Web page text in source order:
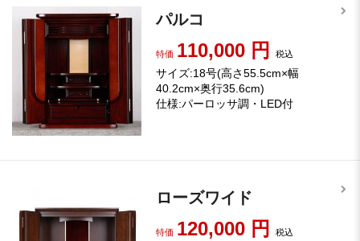
パルコ
特価 110,000 円税込
サイズ:18号(高さ55.5cm×幅
40.2cm×奥行35.6cm)
仕様:パーロッサ調・LED付
ローズワイド
特価 120,000 円税込